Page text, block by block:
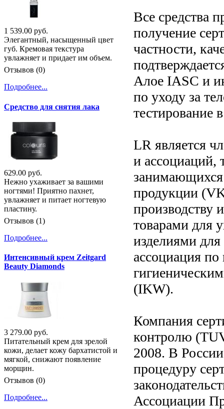
Все средства
получение
частности,
Алое IASC и
по уходу за
тестирование
LR является
и ассоциаций,
занимающихся
продукции
производству
товарами для
изделиями
ассоциация
(IKW).
Компания
контролю
2008. В
процедуру
Ассоциации
1 539.00 руб.
Элегантный, насыщенный цвет
губ. Кремовая текстура
увлажняет и придает им объем.
Отзывов (0)
Подробнее...
Средство для снятия лака
629.00 руб.
Нежно ухаживает за вашими
ногтями! Приятно пахнет,
увлажняет и питает ногтевую
пластину.
Отзывов (1)
Подробнее...
Интенсивный крем Zeitgard
Beauty Diamonds
3 279.00 руб.
Питательный крем для зрелой
кожи, делает кожу бархатистой и
мягкой, снижают появление
морщин.
Отзывов (0)
Подробнее...